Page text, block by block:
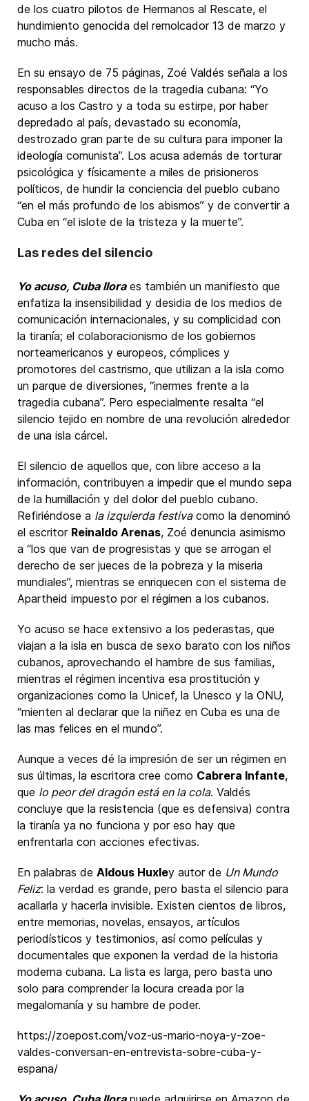
de los cuatro pilotos de Hermanos al Rescate, el
hundimiento genocida del remolcador 13 de marzo y
mucho más.
En su ensayo de 75 páginas, Zoé Valdés señala a los
responsables directos de la tragedia cubana: “Yo
acuso a los Castro y a toda su estirpe, por haber
depredado al país, devastado su economía,
destrozado gran parte de su cultura para imponer la
ideología comunista”. Los acusa además de torturar
psicológica y físicamente a miles de prisioneros
políticos, de hundir la conciencia del pueblo cubano
“en el más profundo de los abismos” y de convertir a
Cuba en “el islote de la tristeza y la muerte”.
Las redes del silencio
Yo acuso, Cuba lloraes también un manifiesto que
enfatiza la insensibilidad y desidia de los medios de
comunicación internacionales, y su complicidad con
la tiranía; el colaboracionismo de los gobiernos
norteamericanos y europeos, cómplices y
promotores del castrismo, que utilizan a la isla como
un parque de diversiones, “inermes frente a la
tragedia cubana”. Pero especialmente resalta “el
silencio tejido en nombre de una revolución alrededor
de una isla cárcel.
El silencio de aquellos que, con libre acceso a la
información, contribuyen a impedir que el mundo sepa
de la humillación y del dolor del pueblo cubano.
Refiriéndose a la izquierda festivacomo la denominó
el escritor Reinaldo Arenas, Zoé denuncia asimismo
a “los que van de progresistas y que se arrogan el
derecho de ser jueces de la pobreza y la miseria
mundiales”, mientras se enriquecen con el sistema de
Apartheid impuesto por el régimen a los cubanos.
Yo acuso se hace extensivo a los pederastas, que
viajan a la isla en busca de sexo barato con los niños
cubanos, aprovechando el hambre de sus familias,
mientras el régimen incentiva esa prostitución y
organizaciones como la Unicef, la Unesco y la ONU,
“mienten al declarar que la niñez en Cuba es una de
las mas felices en el mundo”.
Aunque a veces dé la impresión de ser un régimen en
sus últimas, la escritora cree como Cabrera Infante,
que lo peor del dragón está en la cola. Valdés
concluye que la resistencia (que es defensiva) contra
la tiranía ya no funciona y por eso hay que
enfrentarla con acciones efectivas.
En palabras de Aldous Huxley autor de Un Mundo
Feliz: la verdad es grande, pero basta el silencio para
acallarla y hacerla invisible. Existen cientos de libros,
entre memorias, novelas, ensayos, artículos
periodísticos y testimonios, así como películas y
documentales que exponen la verdad de la historia
moderna cubana. La lista es larga, pero basta uno
solo para comprender la locura creada por la
megalomanía y su hambre de poder.
https://zoepost.com/voz-us-mario-noya-y-zoe-
valdes-conversan-en-entrevista-sobre-cuba-y-
espana/